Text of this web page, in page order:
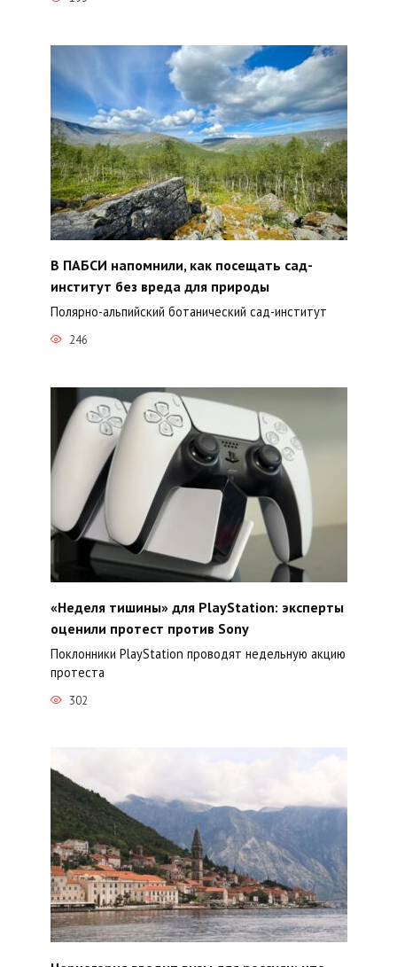
В ПАБСИ напомнили, как посещать сад-
институт без вреда для природы
Полярно-альпийский ботанический сад-институт
246
«Неделя тишины» для PlayStation: эксперты
оценили протест против Sony
Поклонники PlayStation проводят недельную акцию
протеста
302